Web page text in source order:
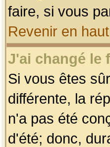
faire, si vous
Revenir en
J'ai changé le
Si vous êtes
différente, la
n'a pas été
d'été; donc,